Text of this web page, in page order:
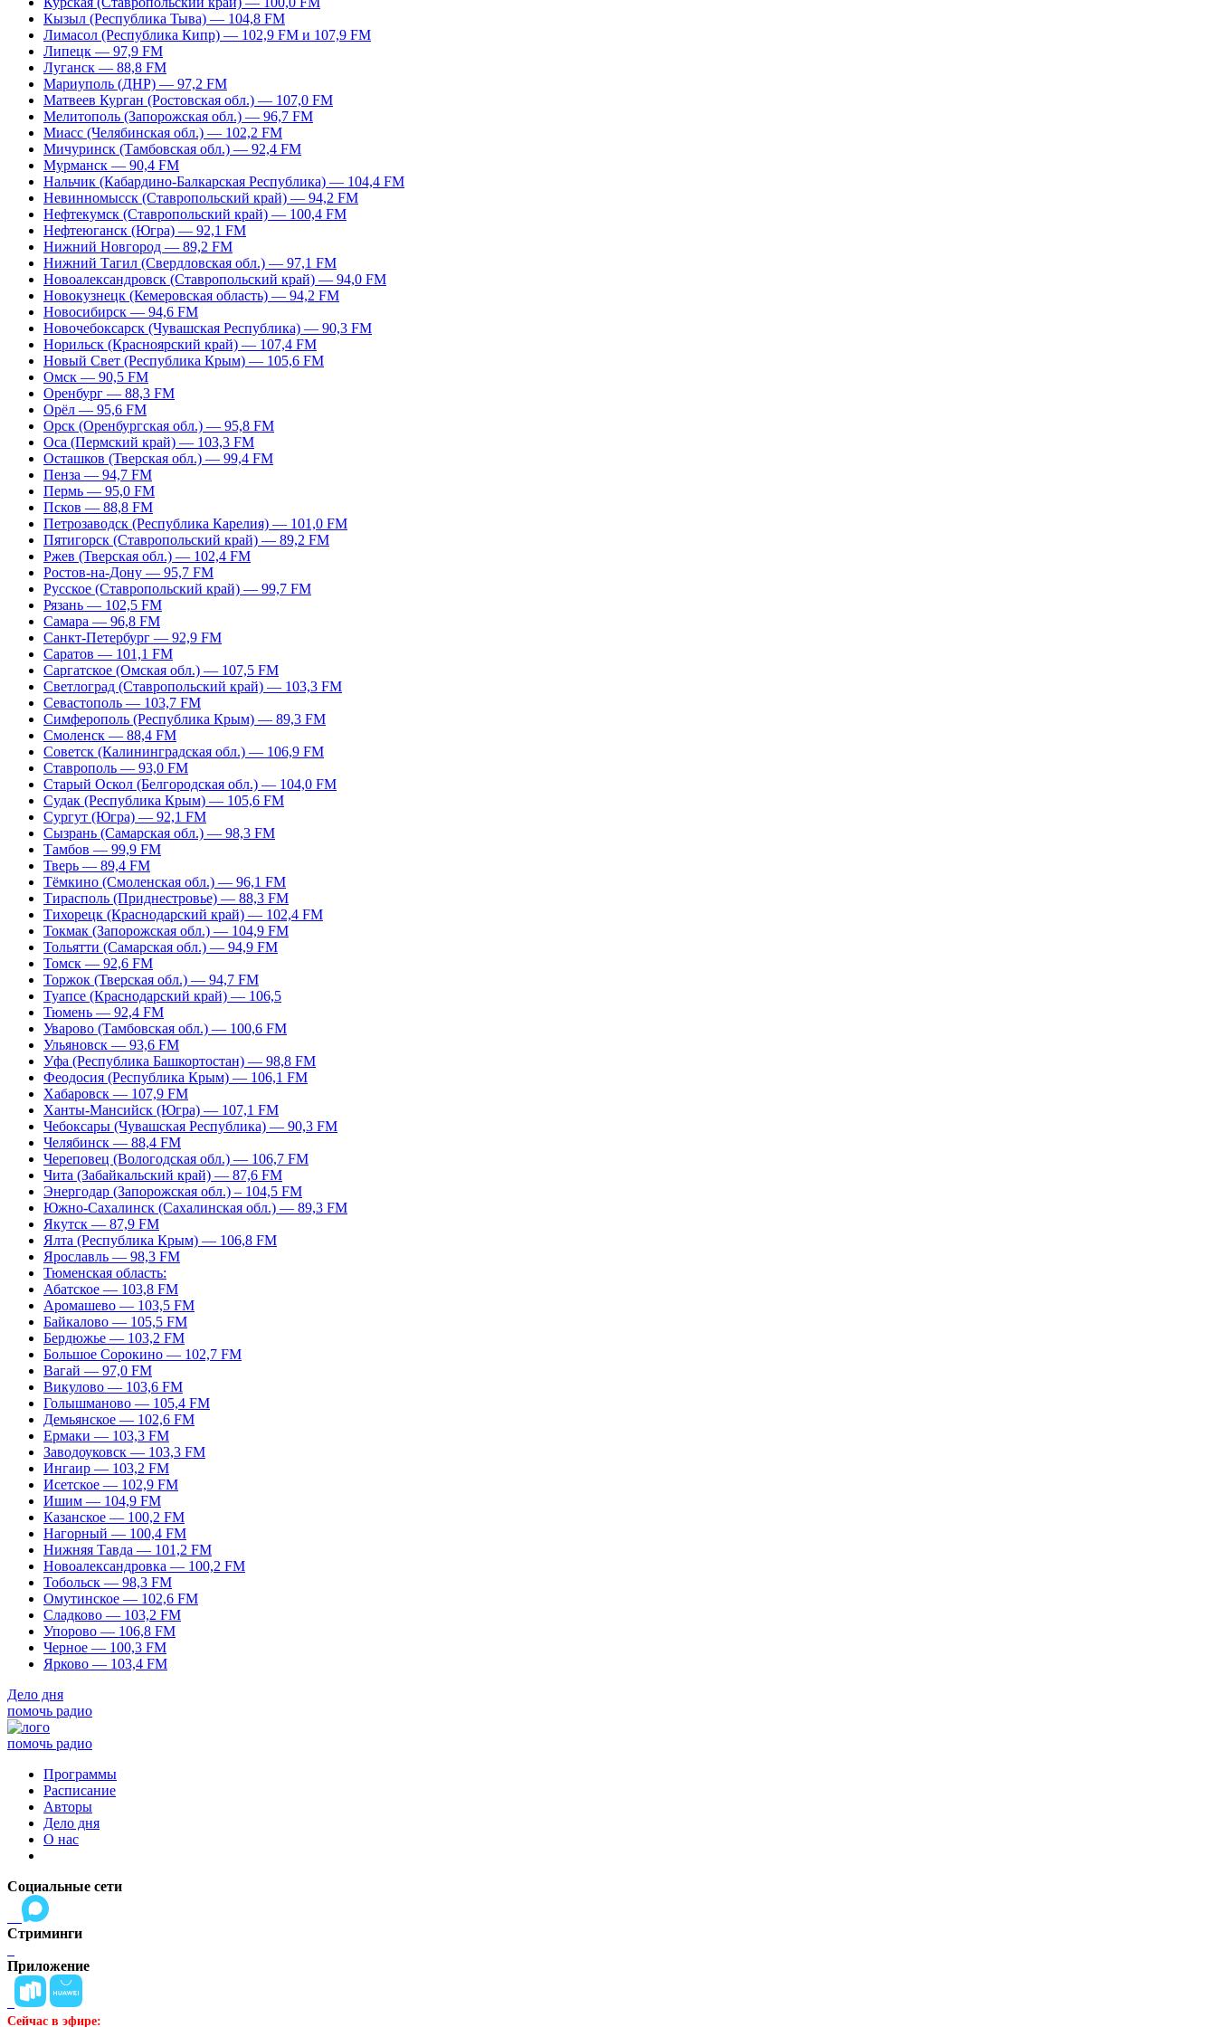
Кызыл (Республика Тыва) — 104,8 FM
Лимасол (Республика Кипр) — 102,9 FM и 107,9 FM
Липецк — 97,9 FM
Луганск — 88,8 FM
Мариуполь (ДНР) — 97,2 FM
Матвеев Курган (Ростовская обл.) — 107,0 FM
Мелитополь (Запорожская обл.) — 96,7 FM
Миасс (Челябинская обл.) — 102,2 FM
Мичуринск (Тамбовская обл.) — 92,4 FM
Мурманск — 90,4 FM
Нальчик (Кабардино-Балкарская Республика) — 104,4 FM
Невинномысск (Ставропольский край) — 94,2 FM
Нефтекумск (Ставропольский край) — 100,4 FM
Нефтеюганск (Югра) — 92,1 FM
Нижний Новгород — 89,2 FM
Нижний Тагил (Свердловская обл.) — 97,1 FM
Новоалександровск (Ставропольский край) — 94,0 FM
Новокузнецк (Кемеровская область) — 94,2 FM
Новосибирск — 94,6 FM
Новочебоксарск (Чувашская Республика) — 90,3 FM
Норильск (Красноярский край) — 107,4 FM
Новый Свет (Республика Крым) — 105,6 FM
Омск — 90,5 FM
Оренбург — 88,3 FM
Орёл — 95,6 FM
Орск (Оренбургская обл.) — 95,8 FM
Оса (Пермский край) — 103,3 FM
Осташков (Тверская обл.) — 99,4 FM
Пенза — 94,7 FM
Пермь — 95,0 FM
Псков — 88,8 FM
Петрозаводск (Республика Карелия) — 101,0 FM
Пятигорск (Ставропольский край) — 89,2 FM
Ржев (Тверская обл.) — 102,4 FM
Ростов-на-Дону — 95,7 FM
Русское (Ставропольский край) — 99,7 FM
Рязань — 102,5 FM
Самара — 96,8 FM
Санкт-Петербург — 92,9 FM
Саратов — 101,1 FM
Саргатское (Омская обл.) — 107,5 FM
Светлоград (Ставропольский край) — 103,3 FM
Севастополь — 103,7 FM
Симферополь (Республика Крым) — 89,3 FM
Смоленск — 88,4 FM
Советск (Калининградская обл.) — 106,9 FM
Ставрополь — 93,0 FM
Старый Оскол (Белгородская обл.) — 104,0 FM
Судак (Республика Крым) — 105,6 FM
Сургут (Югра) — 92,1 FM
Сызрань (Самарская обл.) — 98,3 FM
Тамбов — 99,9 FM
Тверь — 89,4 FM
Тёмкино (Смоленская обл.) — 96,1 FM
Тирасполь (Приднестровье) — 88,3 FM
Тихорецк (Краснодарский край) — 102,4 FM
Токмак (Запорожская обл.) — 104,9 FM
Тольятти (Самарская обл.) — 94,9 FM
Томск — 92,6 FM
Торжок (Тверская обл.) — 94,7 FM
Туапсе (Краснодарский край) — 106,5
Тюмень — 92,4 FM
Уварово (Тамбовская обл.) — 100,6 FM
Ульяновск — 93,6 FM
Уфа (Республика Башкортостан) — 98,8 FM
Феодосия (Республика Крым) — 106,1 FM
Хабаровск — 107,9 FM
Ханты-Мансийск (Югра) — 107,1 FM
Чебоксары (Чувашская Республика) — 90,3 FM
Челябинск — 88,4 FM
Череповец (Вологодская обл.) — 106,7 FM
Чита (Забайкальский край) — 87,6 FM
Энергодар (Запорожская обл.) – 104,5 FM
Южно-Сахалинск (Сахалинская обл.) — 89,3 FM
Якутск — 87,9 FM
Ялта (Республика Крым) — 106,8 FM
Ярославль — 98,3 FM
Тюменская область:
Абатское — 103,8 FM
Аромашево — 103,5 FM
Байкалово — 105,5 FM
Бердюжье — 103,2 FM
Большое Сорокино — 102,7 FM
Вагай — 97,0 FM
Викулово — 103,6 FM
Голышманово — 105,4 FM
Демьянское — 102,6 FM
Ермаки — 103,3 FM
Заводоуковск — 103,3 FM
Ингаир — 103,2 FM
Исетское — 102,9 FM
Ишим — 104,9 FM
Казанское — 100,2 FM
Нагорный — 100,4 FM
Нижняя Тавда — 101,2 FM
Новоалександровка — 100,2 FM
Тобольск — 98,3 FM
Омутинское — 102,6 FM
Сладково — 103,2 FM
Упорово — 106,8 FM
Черное — 100,3 FM
Ярково — 103,4 FM
Дело дня
помочь радио
помочь радио
Программы
Расписание
Авторы
Дело дня
О нас
Социальные сети
Стриминги
Приложение
Сейчас в эфире: